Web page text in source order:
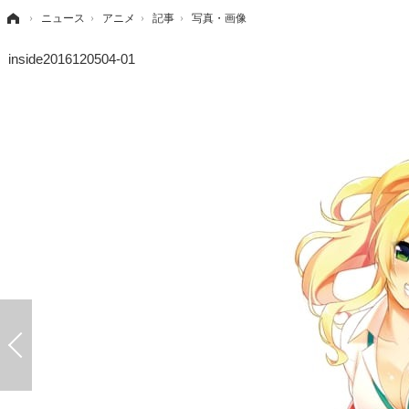
› ニュース › アニメ › 記事 › 写真・画像
inside2016120504-01